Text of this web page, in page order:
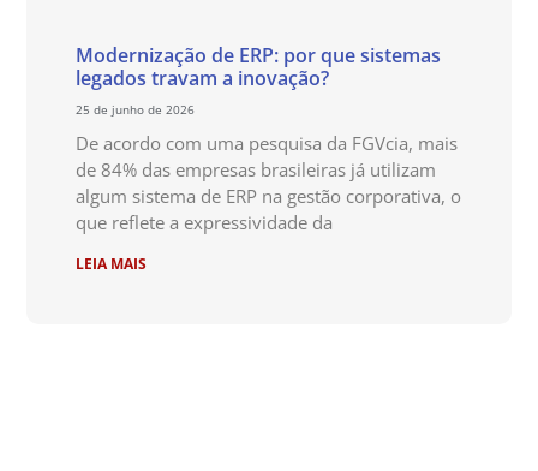
Modernização de ERP: por que sistemas
legados travam a inovação?
25 de junho de 2026
De acordo com uma pesquisa da FGVcia, mais
de 84% das empresas brasileiras já utilizam
algum sistema de ERP na gestão corporativa, o
que reflete a expressividade da
LEIA MAIS